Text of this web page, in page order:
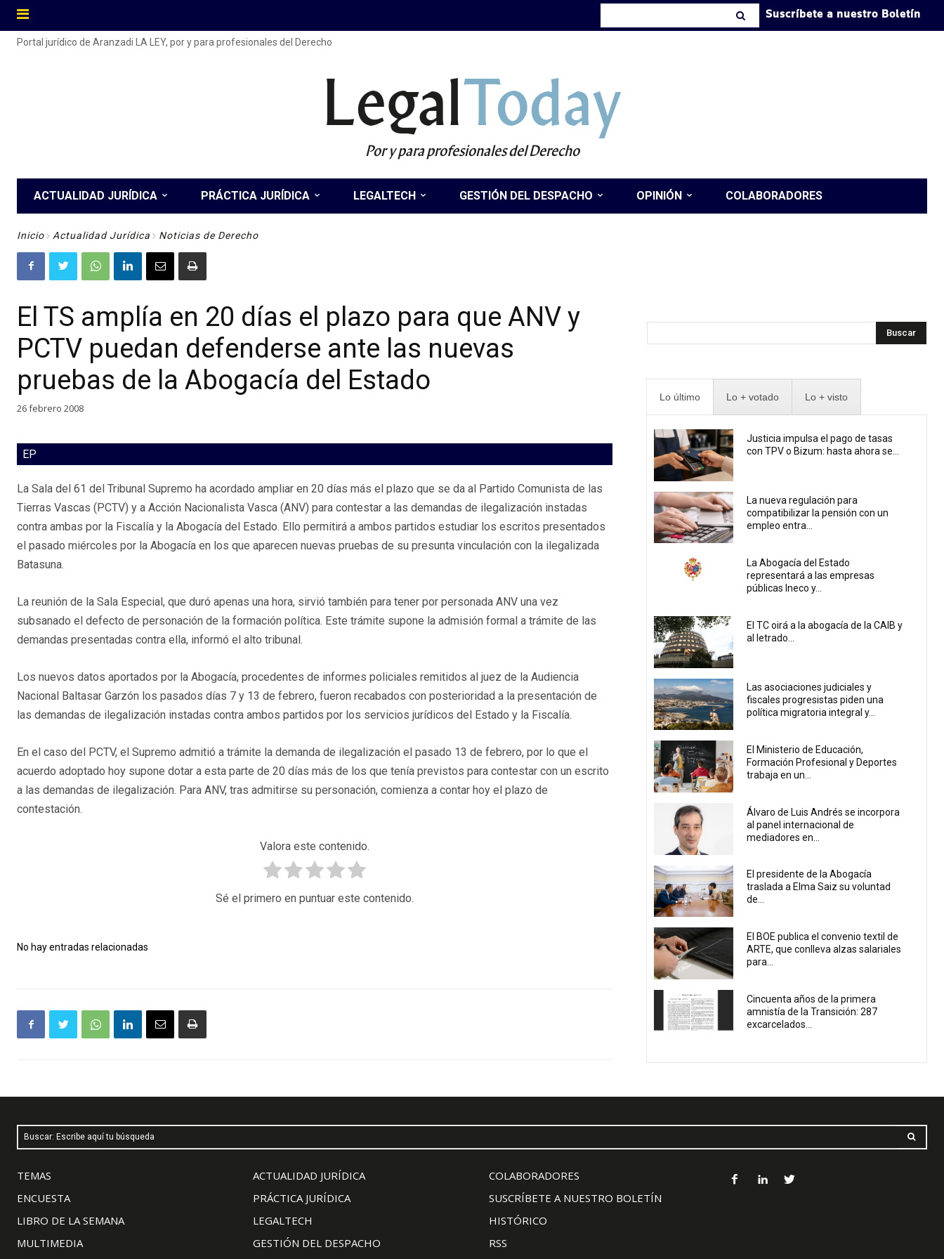
Suscríbete a nuestro Boletín
Portal jurídico de Aranzadi LA LEY, por y para profesionales del Derecho
LegalToday
Por y para profesionales del Derecho
ACTUALIDAD JURÍDICA PRÁCTICA JURÍDICA LEGALTECH GESTIÓN DEL DESPACHO OPINIÓN COLABORADORES
Inicio Actualidad Jurídica Noticias de Derecho
El TS amplía en 20 días el plazo para que ANV y
PCTV puedan defenderse ante las nuevas
pruebas de la Abogacía del Estado
26 febrero 2008
EP
La Sala del 61 del Tribunal Supremo ha acordado ampliar en 20 días más el plazo que se da al Partido Comunista de las
Tierras Vascas (PCTV) y a Acción Nacionalista Vasca (ANV) para contestar a las demandas de ilegalización instadas
contra ambas por la Fiscalía y la Abogacía del Estado. Ello permitirá a ambos partidos estudiar los escritos presentados
el pasado miércoles por la Abogacía en los que aparecen nuevas pruebas de su presunta vinculación con la ilegalizada
Batasuna.
La reunión de la Sala Especial, que duró apenas una hora, sirvió también para tener por personada ANV una vez
subsanado el defecto de personación de la formación política. Este trámite supone la admisión formal a trámite de las
demandas presentadas contra ella, informó el alto tribunal.
Los nuevos datos aportados por la Abogacía, procedentes de informes policiales remitidos al juez de la Audiencia
Nacional Baltasar Garzón los pasados días 7 y 13 de febrero, fueron recabados con posterioridad a la presentación de
las demandas de ilegalización instadas contra ambos partidos por los servicios jurídicos del Estado y la Fiscalía.
En el caso del PCTV, el Supremo admitió a trámite la demanda de ilegalización el pasado 13 de febrero, por lo que el
acuerdo adoptado hoy supone dotar a esta parte de 20 días más de los que tenía previstos para contestar con un escrito
a las demandas de ilegalización. Para ANV, tras admitirse su personación, comienza a contar hoy el plazo de
contestación.
Valora este contenido.
Sé el primero en puntuar este contenido.
No hay entradas relacionadas
Buscar
Lo último Lo + votado Lo + visto
Justicia impulsa el pago de tasas
con TPV o Bizum: hasta ahora se...
La nueva regulación para
compatibilizar la pensión con un
empleo entra...
La Abogacía del Estado
representará a las empresas
públicas Ineco y...
El TC oirá a la abogacía de la CAIB y
al letrado...
Las asociaciones judiciales y
fiscales progresistas piden una
política migratoria integral y...
El Ministerio de Educación,
Formación Profesional y Deportes
trabaja en un...
Álvaro de Luis Andrés se incorpora
al panel internacional de
mediadores en...
El presidente de la Abogacía
traslada a Elma Saiz su voluntad
de...
El BOE publica el convenio textil de
ARTE, que conlleva alzas salariales
para...
Cincuenta años de la primera
amnistía de la Transición: 287
excarcelados...
Buscar: Escribe aquí tu búsqueda
TEMAS
ENCUESTA
LIBRO DE LA SEMANA
MULTIMEDIA
ACTUALIDAD JURÍDICA
PRÁCTICA JURÍDICA
LEGALTECH
GESTIÓN DEL DESPACHO
COLABORADORES
SUSCRÍBETE A NUESTRO BOLETÍN
HISTÓRICO
RSS